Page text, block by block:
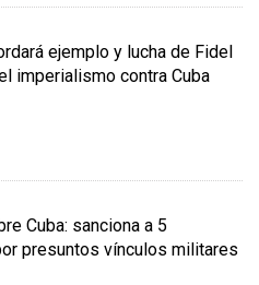
ejemplo y lucha de Fidel
imperialismo contra Cuba
Cuba: sanciona a 5
presuntos vínculos militares